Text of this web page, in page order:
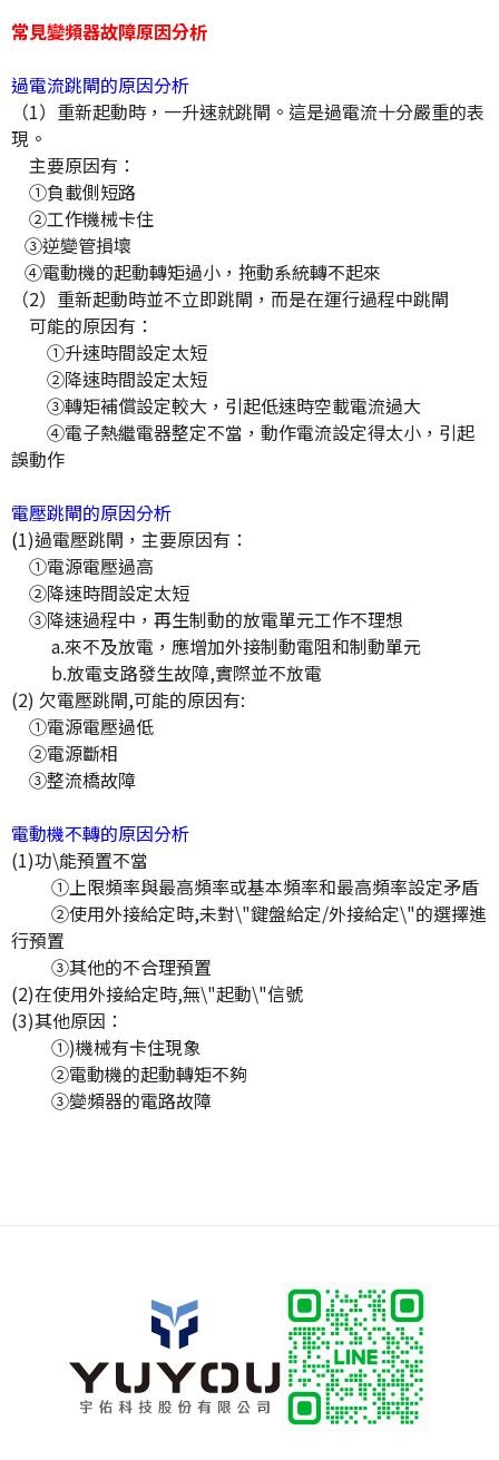
常見變頻器故障原因分析
過電流跳閘的原因分析
（1）重新起動時，一升速就跳閘。這是過電流十分嚴重的表
現。
主要原因有：
①負載側短路
②工作機械卡住
③逆變管損壞
④電動機的起動轉矩過小，拖動系統轉不起來
（2）重新起動時並不立即跳閘，而是在運行過程中跳閘
可能的原因有：
①升速時間設定太短
②降速時間設定太短
③轉矩補償設定較大，引起低速時空載電流過大
④電子熱繼電器整定不當，動作電流設定得太小，引起
誤動作
電壓跳閘的原因分析
(1)過電壓跳閘，主要原因有：
①電源電壓過高
②降速時間設定太短
③降速過程中，再生制動的放電單元工作不理想
a.來不及放電，應增加外接制動電阻和制動單元
b.放電支路發生故障,實際並不放電
(2) 欠電壓跳閘,可能的原因有:
①電源電壓過低
②電源斷相
③整流橋故障
電動機不轉的原因分析
(1)功\能預置不當
①上限頻率與最高頻率或基本頻率和最高頻率設定矛盾
②使用外接給定時,未對\"鍵盤給定/外接給定\"的選擇進
行預置
③其他的不合理預置
(2)在使用外接給定時,無\"起動\"信號
(3)其他原因：
①)機械有卡住現象
②電動機的起動轉矩不夠
③變頻器的電路故障